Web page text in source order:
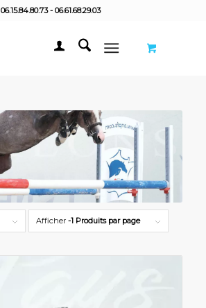
06.15.84.80.73 - 06.61.68.29.03
Afficher -1 Produits par page